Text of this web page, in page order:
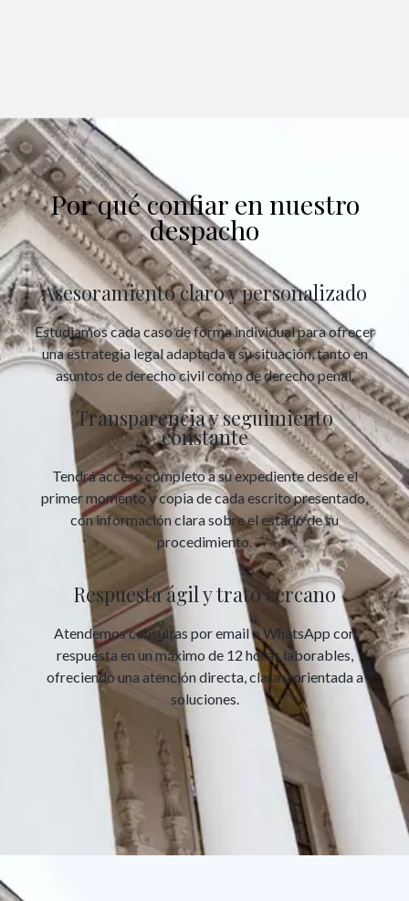
Por qué confiar en nuestro
despacho
Asesoramiento claro y personalizado
Estudiamos cada caso de forma individual para ofrecer
una estrategia legal adaptada a su situación, tanto en
asuntos de derecho civil como de derecho penal.
Transparencia y seguimiento
constante
Tendrá acceso completo a su expediente desde el
primer momento y copia de cada escrito presentado,
con información clara sobre el estado de su
procedimiento.
Respuesta ágil y trato cercano
Atendemos consultas por email o WhatsApp con
respuesta en un máximo de 12 horas laborables,
ofreciendo una atención directa, clara y orientada a
soluciones.